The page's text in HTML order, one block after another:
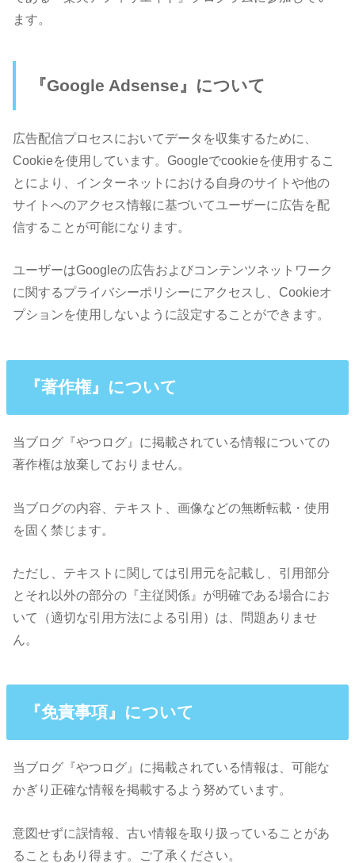
ます。
『Google Adsense』について
広告配信プロセスにおいてデータを収集するために、
Cookieを使用しています。Googleでcookieを使用するこ
とにより、インターネットにおける自身のサイトや他の
サイトへのアクセス情報に基づいてユーザーに広告を配
信することが可能になります。
ユーザーはGoogleの広告およびコンテンツネットワーク
に関するプライバシーポリシーにアクセスし、Cookieオ
プションを使用しないように設定することができます。
『著作権』について
当ブログ『やつログ』に掲載されている情報についての
著作権は放棄しておりません。
当ブログの内容、テキスト、画像などの無断転載・使用
を固く禁じます。
ただし、テキストに関しては引用元を記載し、引用部分
とそれ以外の部分の『主従関係』が明確である場合にお
いて（適切な引用方法による引用）は、問題ありませ
ん。
『免責事項』について
当ブログ『やつログ』に掲載されている情報は、可能な
かぎり正確な情報を掲載するよう努めています。
意図せずに誤情報、古い情報を取り扱っていることがあ
ることもあり得ます。ご了承ください。